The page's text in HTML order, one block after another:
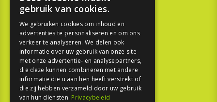
KOOPGIDS
TESTEN
SPORT
REPORTAGE
TOUREN
gebruik van cookies.
We gebruiken cookies om inhoud en
advertenties te personaliseren en om ons
verkeer te analyseren. We delen ook
informatie over uw gebruik van onze site
met onze advertentie- en analysepartners,
die deze kunnen combineren met andere
informatie die u aan hen heeft verstrekt of
die zij hebben verzameld door uw gebruik
van hun diensten. Privacybeleid